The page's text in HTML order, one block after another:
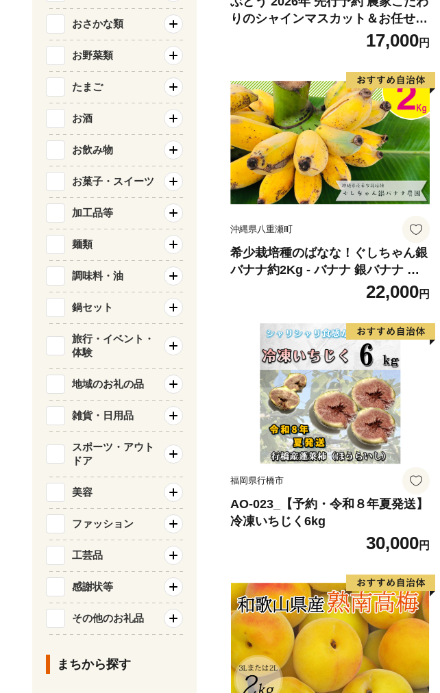
りのシャインマスカット＆お任せ2
岡山県産 国産 フルーツ 果物 ギフト
【 Nini farm 農家 直送 】
17,000円
沖縄県八重瀬町
希少栽培種のばなな！ぐしちゃん銀
バナナ約2Kg - バナナ 銀バナナ ナ
ムワヌアン 果物 フルーツ 希少 国産
22,000円
福岡県行橋市
AO-023_【予約・令和８年夏発送】
冷凍いちじく6kg
30,000円
おさかな類
お野菜類
たまご
お酒
お飲み物
お菓子・スイーツ
加工品等
麺類
調味料・油
鍋セット
旅行・イベント・
体験
地域のお礼の品
雑貨・日用品
スポーツ・アウト
ドア
美容
ファッション
工芸品
感謝状等
その他のお礼品
まちから探す